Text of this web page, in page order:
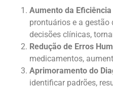
Aumento da Eficiência
prontuários e a
decisões clínicas,
Redução de Erros
medicamentos,
Aprimoramento do
identificar padrões,